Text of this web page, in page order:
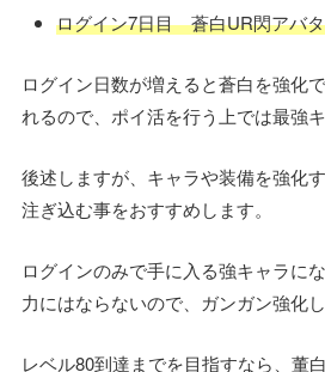
ログイン7日目 蒼白UR閃アバ
ログイン日数が増えると蒼白を強化
れるので、ポイ活を行う上では最強
後述しますが、キャラや装備を強化
注ぎ込む事をおすすめします。
ログインのみで手に入る強キャラに
力にはならないので、ガンガン強化し
レベル80到達までを目指すなら、董